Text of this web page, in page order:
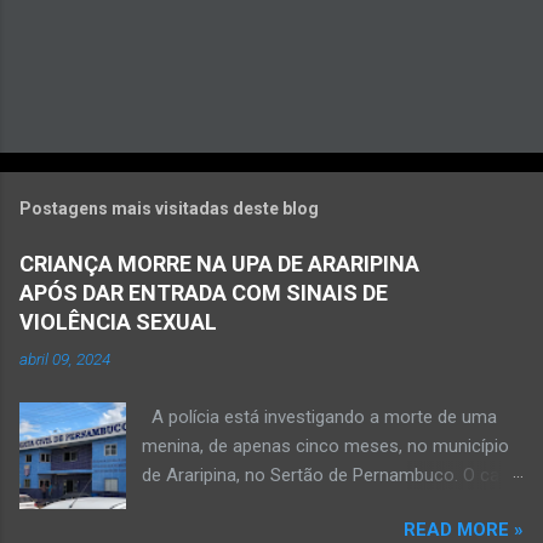
Postagens mais visitadas deste blog
CRIANÇA MORRE NA UPA DE ARARIPINA
APÓS DAR ENTRADA COM SINAIS DE
VIOLÊNCIA SEXUAL
abril 09, 2024
A polícia está investigando a morte de uma
menina, de apenas cinco meses, no município
de Araripina, no Sertão de Pernambuco. O caso
morte a esclarecer”. A PM diz que, na segunda-
READ MORE »